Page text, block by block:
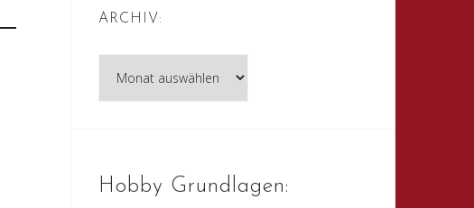
ARCHIV:
Hobby Grundlagen: